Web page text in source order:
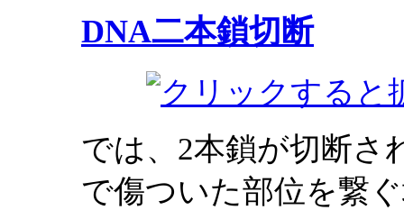
DNA二本鎖切断
では、2本鎖が切断さ
で傷ついた部位を繋